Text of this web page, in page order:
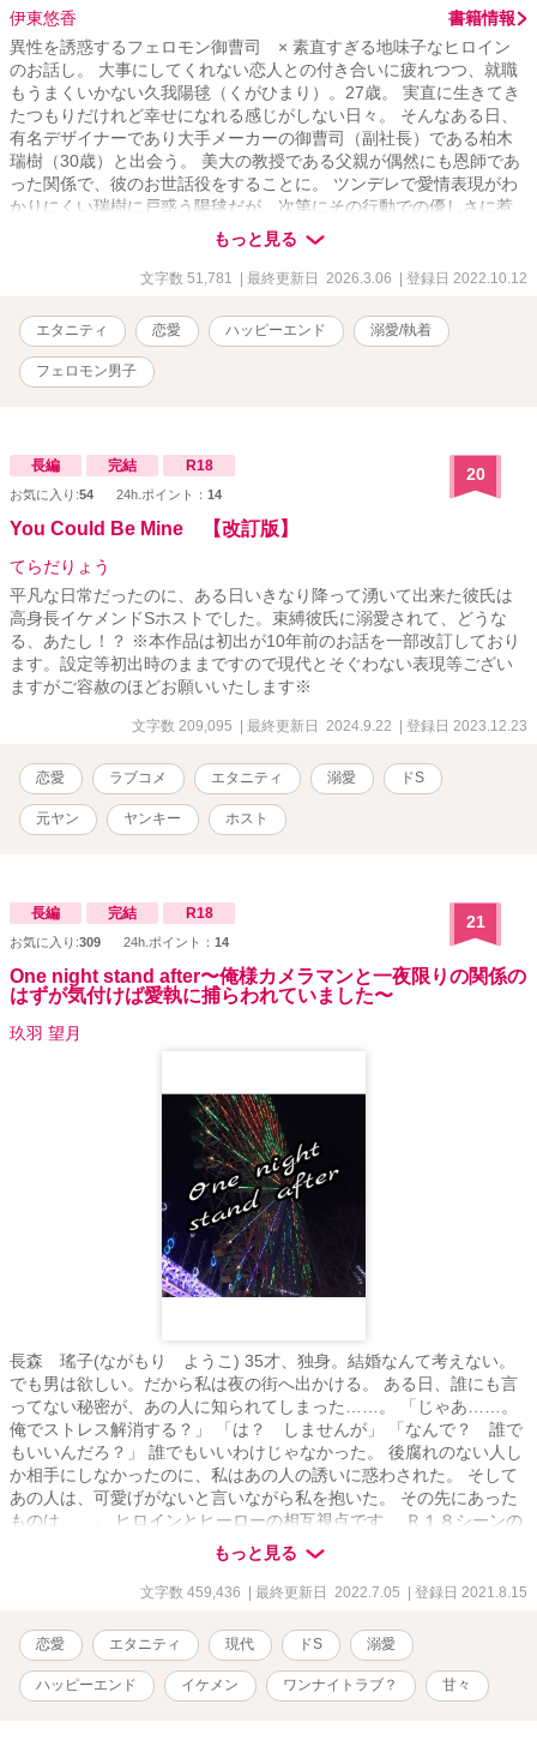
伊東悠香
書籍情報
異性を誘惑するフェロモン御曹司 × 素直すぎる地味子なヒロイン
のお話し。 大事にしてくれない恋人との付き合いに疲れつつ、就職
もうまくいかない久我陽毬（くがひまり）。27歳。 実直に生きてき
たつもりだけれど幸せになれる感じがしない日々。 そんなある日、
有名デザイナーであり大手メーカーの御曹司（副社長）である柏木
瑞樹（30歳）と出会う。 美大の教授である父親が偶然にも恩師であ
った関係で、彼のお世話役をすることに。 ツンデレで愛情表現がわ
かりにくい瑞樹に戸惑う陽毬だが、次第にその行動での優しさに惹
かれていく。 陽毬サイドと水樹サイドを交互に読むことで、ジレジ
レ展開をお楽しみいただけるようにする予定です。 ※お詫び タイト
ル「ツンデレ・ドS」となっていた瑞樹ですが、書いていく中でイメ
ャラブレ申し訳ございません＞＜ ※注 こちら「執着系御曹司はかり
そめの婚約者に激愛を注ぎ込む」に登場する柏木春馬の弟、柏木瑞
樹のお話し。 番外編として書籍には掲載されておりますが、こちら
はそのパラレルワールドなお話になります。
もっと見る
文字数 51,781 | 最終更新日 2026.3.06 | 登録日 2022.10.12
エタニティ 恋愛 ハッピーエンド 溺愛/執着
フェロモン男子
長編 完結 R18
お気に入り:54 24h.ポイント： 14
20
You Could Be Mine 【改訂版】
てらだりょう
平凡な日常だったのに、ある日いきなり降って湧いて出来た彼氏は
高身長イケメンドSホストでした。束縛彼氏に溺愛されて、どうな
る、あたし！？ ※本作品は初出が10年前のお話を一部改訂しており
ます。設定等初出時のままですので現代とそぐわない表現等ござい
ますがご容赦のほどお願いいたします※
文字数 209,095 | 最終更新日 2024.9.22 | 登録日 2023.12.23
恋愛 ラブコメ エタニティ 溺愛 ドS
元ヤン ヤンキー ホスト
長編 完結 R18
お気に入り:309 24h.ポイント： 14
21
One night stand after〜俺様カメラマンと一夜限りの関係の
はずが気付けば愛執に捕らわれていました〜
玖羽 望月
長森 瑤子(ながもり ようこ) 35才、独身。結婚なんて考えない。
でも男は欲しい。だから私は夜の街へ出かける。 ある日、誰にも言
ってない秘密が、あの人に知られてしまった……。 「じゃあ……。
俺でストレス解消する？」 「は？ しませんが」 「なんで？ 誰で
もいいんだろ？」 誰でもいいわけじゃなかった。 後腐れのない人し
か相手にしなかったのに、私はあの人の誘いに惑わされた。 そして
あの人は、可愛げがないと言いながら私を抱いた。 その先にあった
ものは……。 ヒロインとヒーローの相互視点です。 Ｒ１８シーンの
あるページは*が付きます。 初出はエブリスタ様にて。 本編
2020.4.1〜2021.3.20 番外編 2021.4.24〜2021.5.9 多少の加筆修正
はしていますが、話は変わっておりません。 ムーンライトノベルズ
きます) 「【R-18】月の名前〜年上カメラマンと訳あり彼女の蜜月ま
で〜」 「天使に出会った日」
もっと見る
文字数 459,436 | 最終更新日 2022.7.05 | 登録日 2021.8.15
恋愛 エタニティ 現代 ドS 溺愛
ハッピーエンド イケメン ワンナイトラブ？ 甘々